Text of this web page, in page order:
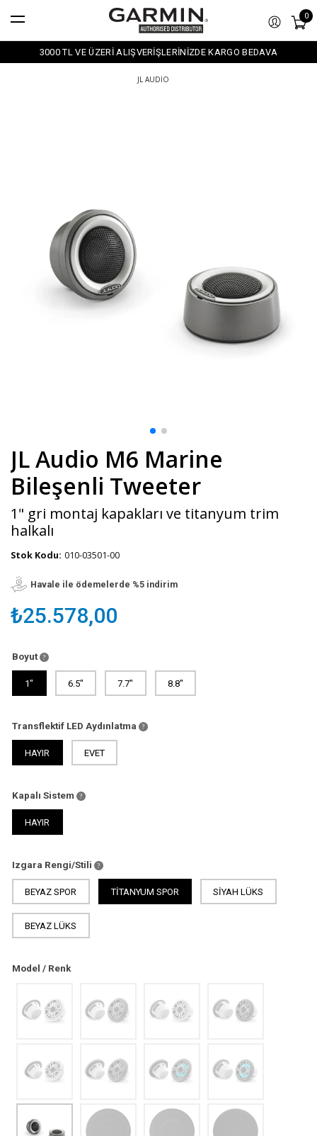
0
3000 TL VE ÜZERİ ALIŞVERİŞLERİNİZDE KARGO BEDAVA
JL AUDIO
JL Audio M6 Marine
Bileşenli Tweeter
1" gri montaj kapakları ve titanyum trim
halkalı
Stok Kodu: 010-03501-00
Havale ile ödemelerde %5 indirim
₺25.578,00
Boyut
1" 6.5" 7.7" 8.8"
Transflektif LED Aydınlatma
HAYIR EVET
Kapalı Sistem
HAYIR
Izgara Rengi/Stili
BEYAZ SPOR TITANYUM SPOR SIYAH LÜKS
BEYAZ LÜKS
Model / Renk